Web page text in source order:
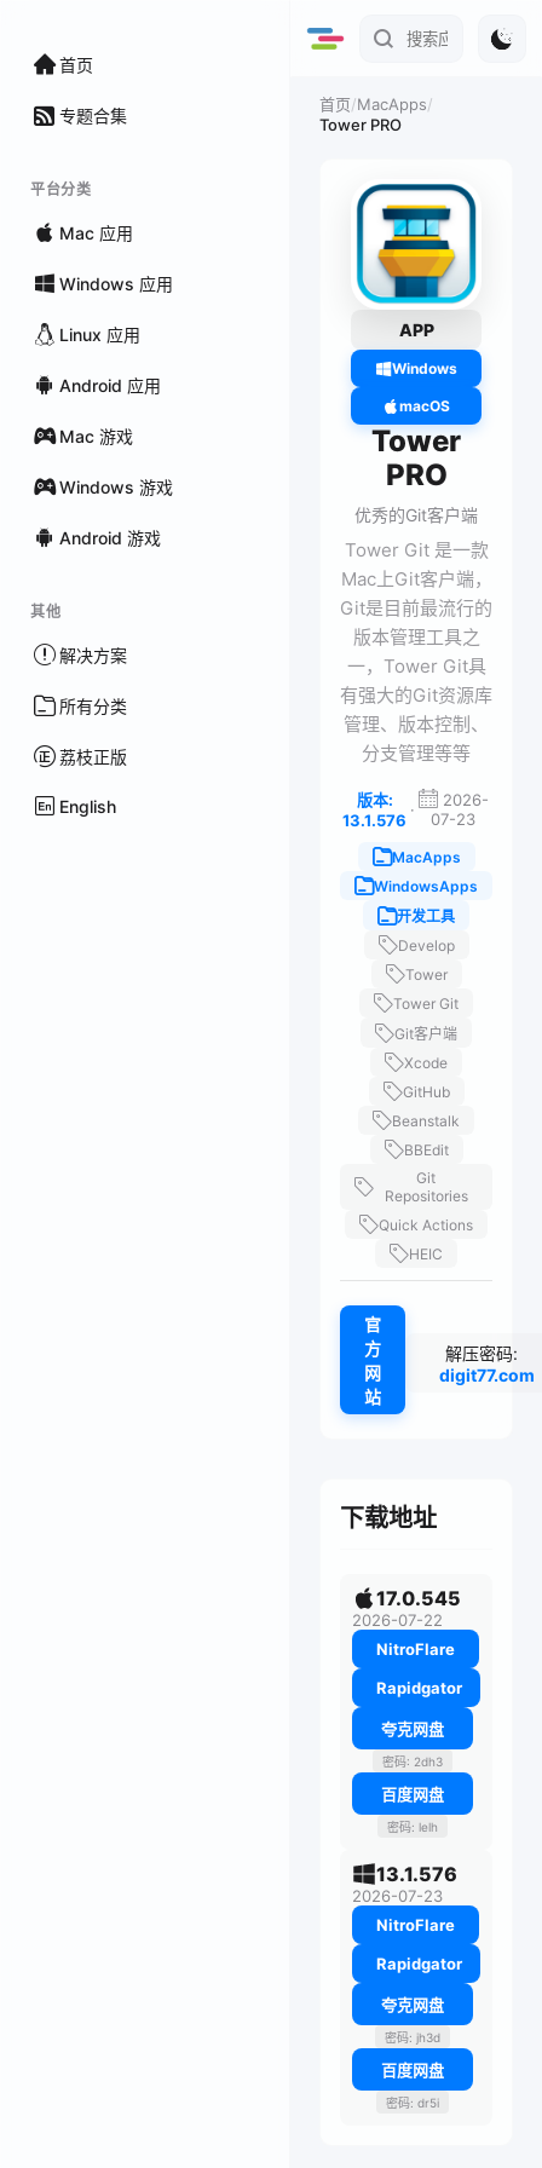
首页
专题合集
平台分类
Mac 应用
Windows 应用
Linux 应用
Android 应用
Mac 游戏
Windows 游戏
Android 游戏
其他
解决方案
所有分类
荔枝正版
English
首页/MacApps/
Tower PRO
APP
Windows
macOS
Tower
PRO
优秀的Git客户端
Tower Git 是一款
Mac上Git客户端，
Git是目前最流行的
版本管理工具之
一，Tower Git具
有强大的Git资源库
管理、版本控制、
分支管理等等
版本:
13.1.576
·
2026-
07-23
MacApps
WindowsApps
开发工具
Develop
Tower
Tower Git
Git客户端
Xcode
GitHub
Beanstalk
BBEdit
Git
Repositories
Quick Actions
HEIC
官
方
网
站
解压密码:
digit77.com
下载地址
17.0.545
2026-07-22
NitroFlare
Rapidgator
夸克网盘
密码: 2dh3
百度网盘
密码: lelh
13.1.576
2026-07-23
NitroFlare
Rapidgator
夸克网盘
密码: jh3d
百度网盘
密码: dr5i